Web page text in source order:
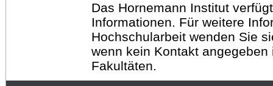
Das Hornemann Institut
Informationen. Für weitere
Hochschularbeit wenden Sie
wenn kein Kontakt
Fakultäten.